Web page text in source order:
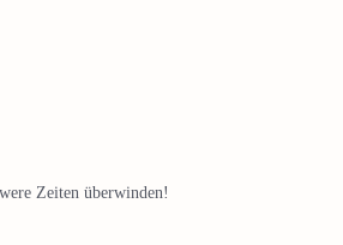
Zeiten überwinden!